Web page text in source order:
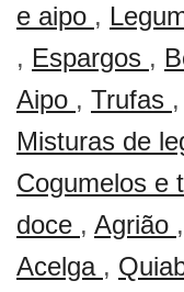
e aipo ,
, Espargos ,
Aipo , Trufas ,
Misturas de
Cogumelos e
doce , Agrião ,
Acelga ,